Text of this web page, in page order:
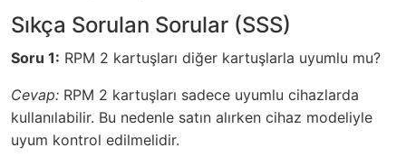
Sıkça Sorulan Sorular (SSS)
Soru 1: RPM 2 kartuşları diğer kartuşlarla uyumlu mu?
Cevap: RPM 2 kartuşları sadece uyumlu cihazlarda
kullanılabilir. Bu nedenle satın alırken cihaz modeliyle
uyum kontrol edilmelidir.